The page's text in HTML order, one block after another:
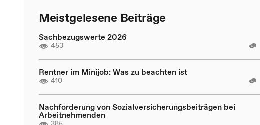
Meistgelesene Beiträge
Sachbezugswerte 2026
453
Rentner im Minijob: Was zu beachten ist
410
Nachforderung von Sozialversicherungsbeiträgen bei
Arbeitnehmenden